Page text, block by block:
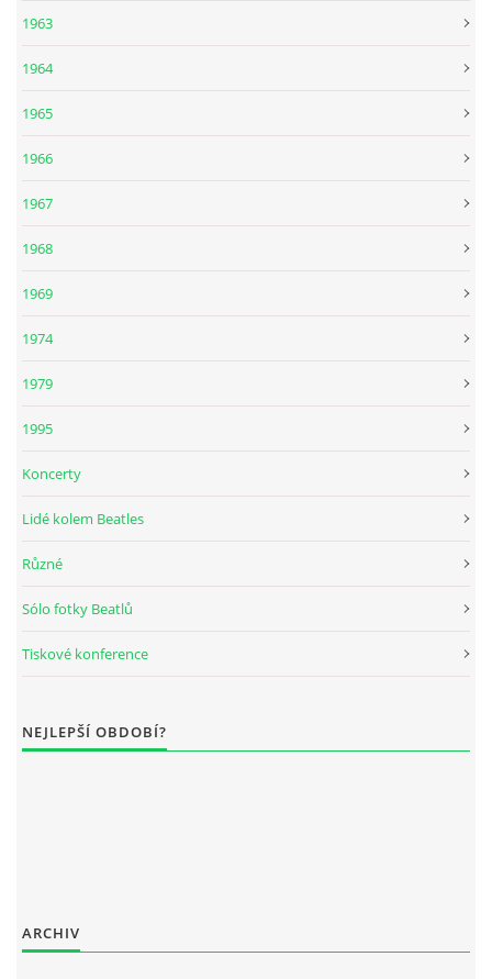
DISKOGRAFIE - EP II
DISKOGRAFIE - ALBA ŘADOVÁ
DISKOGRAFIE - ALBA RARITY
DISKOGRAFIE - BOOTLEGY I
DISKOGRAFIE - BOOTLEGY III
DISKOGRAFIE - BOOTLEGY IV
DISKOGRAFIE - LP ROZHOVORY
1963
1964
1965
1966
1967
1968
1969
1974
1979
1995
Koncerty
Lidé kolem Beatles
Různé
Sólo fotky Beatlů
Tiskové konference
NEJLEPŠÍ OBDOBÍ?
ARCHIV